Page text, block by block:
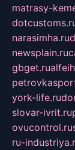
matrasy-
narasimha.ru
newsplain.ru
gbget.ru
york-life.ru
slovar-ivrit.ru
ovucontrol.ru
ru-